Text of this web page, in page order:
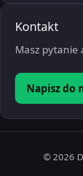
Kontakt
Masz pytanie
Napisz do
© 2026